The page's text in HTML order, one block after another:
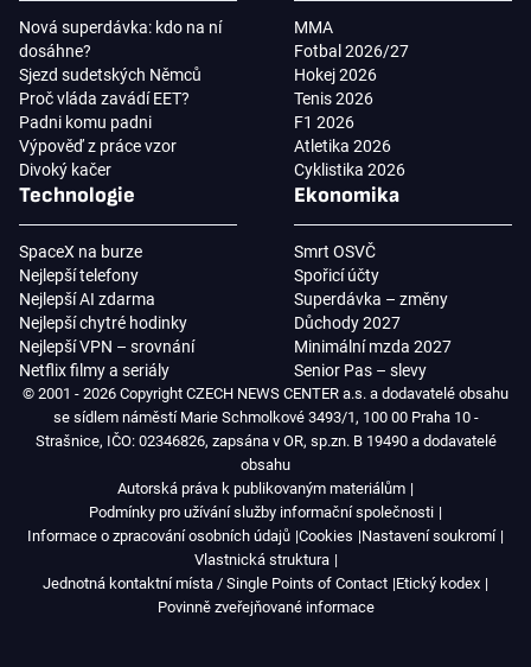
Nová superdávka: kdo na ní
dosáhne?
Sjezd sudetských Němců
Proč vláda zavádí EET?
Padni komu padni
Výpověď z práce vzor
Divoký kačer
MMA
Fotbal 2026/27
Hokej 2026
Tenis 2026
F1 2026
Atletika 2026
Cyklistika 2026
Technologie
SpaceX na burze
Nejlepší telefony
Nejlepší AI zdarma
Nejlepší chytré hodinky
Nejlepší VPN – srovnání
Netflix filmy a seriály
Ekonomika
Smrt OSVČ
Spořicí účty
Superdávka – změny
Důchody 2027
Minimální mzda 2027
Senior Pas – slevy
© 2001 - 2026 Copyright CZECH NEWS CENTER a.s. a dodavatelé obsahu
se sídlem náměstí Marie Schmolkové 3493/1, 100 00 Praha 10 -
Strašnice, IČO: 02346826, zapsána v OR, sp.zn. B 19490 a dodavatelé
obsahu
Autorská práva k publikovaným materiálům
Podmínky pro užívání služby informační společnosti
Informace o zpracování osobních údajů Cookies Nastavení soukromí
Vlastnická struktura
Jednotná kontaktní místa / Single Points of Contact Etický kodex
Povinně zveřejňované informace